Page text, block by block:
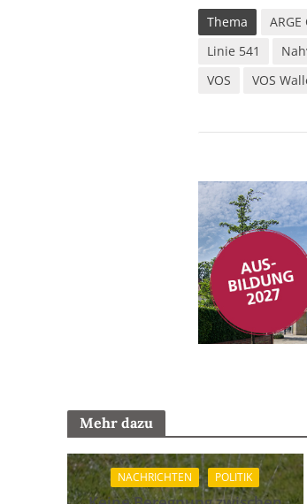
Thema
Linie 541
VOS
VOS
Mehr dazu
NACHRICHTEN POLITIK